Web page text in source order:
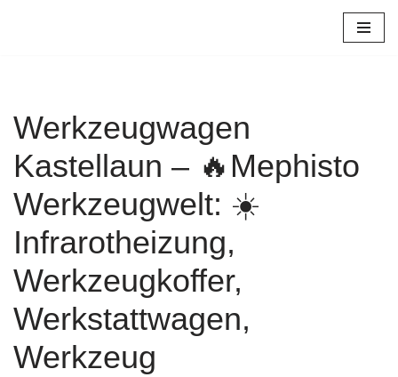
Werkzeugwagen
Kastellaun – 🔥Mephisto
Werkzeugwelt: ☀️
Infrarotheizung,
Werkzeugkoffer,
Werkstattwagen,
Werkzeug